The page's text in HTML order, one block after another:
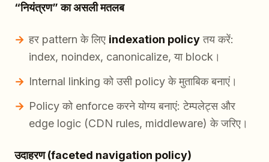
“नियंत्रण” का असली मतलब
हर pattern के लिए indexation policyतय करें:
index, noindex, canonicalize, या block।
Internal linking को उसी policy के मुताबिक बनाएं।
Policy को enforce करने योग्य बनाएं: टेम्पलेट्स और
edge logic (CDN rules, middleware) के जरिए।
उदाहरण (faceted navigation policy)